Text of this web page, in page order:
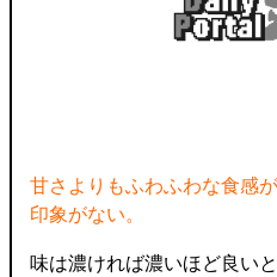
甘さよりもふわふわな食感
印象がない。
味は濃ければ濃いほど良い